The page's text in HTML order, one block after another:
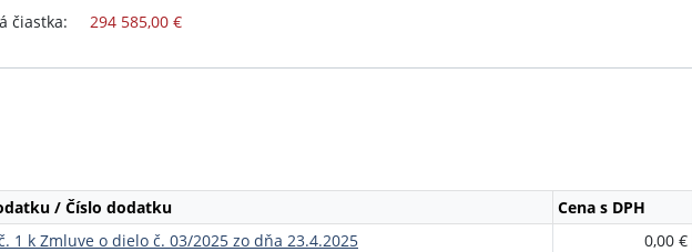
čiastka: 294 585,00 €
/ Číslo dodatku Cena s DPH
1 k Zmluve o dielo č. 03/2025 zo dňa 23.4.2025
0,00 €